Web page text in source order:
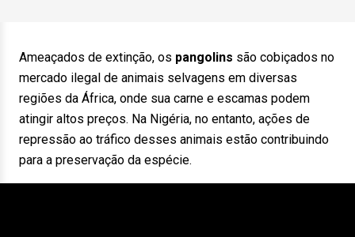
Ameaçados de extinção, os pangolins são cobiçados no
mercado ilegal de animais selvagens em diversas
regiões da África, onde sua carne e escamas podem
atingir altos preços. Na Nigéria, no entanto, ações de
repressão ao tráfico desses animais estão contribuindo
para a preservação da espécie.